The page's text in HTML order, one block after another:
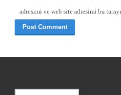
adresimi ve web site adresimi bu